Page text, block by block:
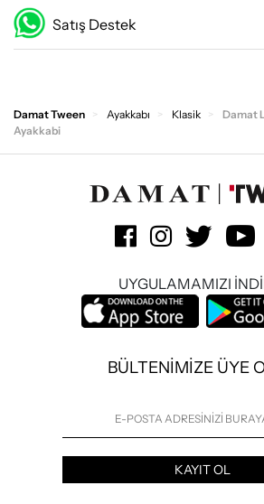
Satış Destek
Damat Tween Ayakkabı Klasik
Damat
Ayakkabi
UYGULAMAMIZI
BÜLTENİMİZE ÜYE
KAYIT OL